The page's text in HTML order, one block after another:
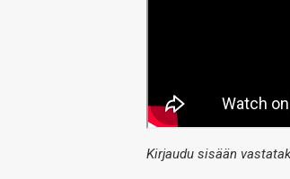
Kirjaudu sisään